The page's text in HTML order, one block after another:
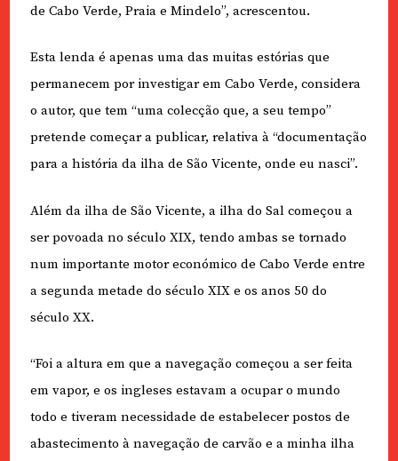
de Cabo Verde, Praia e Mindelo”, acrescentou.
Esta lenda é apenas uma das muitas estórias que
permanecem por investigar em Cabo Verde, considera
o autor, que tem “uma colecção que, a seu tempo”
pretende começar a publicar, relativa à “documentação
para a história da ilha de São Vicente, onde eu nasci”.
Além da ilha de São Vicente, a ilha do Sal começou a
ser povoada no século XIX, tendo ambas se tornado
num importante motor económico de Cabo Verde entre
a segunda metade do século XIX e os anos 50 do
século XX.
“Foi a altura em que a navegação começou a ser feita
em vapor, e os ingleses estavam a ocupar o mundo
todo e tiveram necessidade de estabelecer postos de
abastecimento à navegação de carvão e a minha ilha